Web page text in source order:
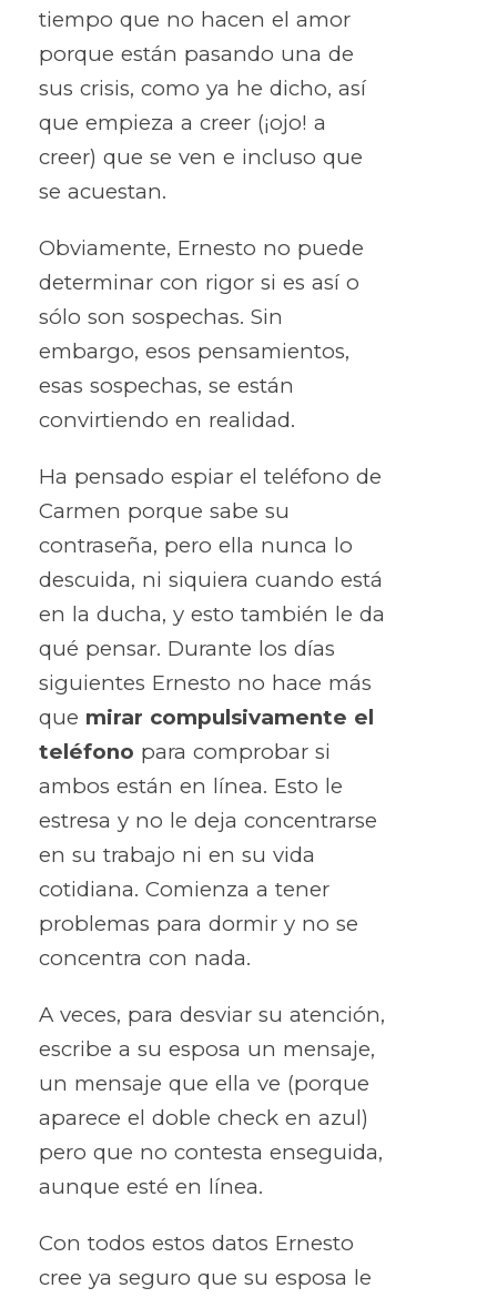
tiempo que no hacen el amor
porque están pasando una de
sus crisis, como ya he dicho, así
que empieza a creer (¡ojo! a
creer) que se ven e incluso que
se acuestan.
Obviamente, Ernesto no puede
determinar con rigor si es así o
sólo son sospechas. Sin
embargo, esos pensamientos,
esas sospechas, se están
convirtiendo en realidad.
Ha pensado espiar el teléfono de
Carmen porque sabe su
contraseña, pero ella nunca lo
descuida, ni siquiera cuando está
en la ducha, y esto también le da
qué pensar. Durante los días
siguientes Ernesto no hace más
que mirar compulsivamente el
teléfono para comprobar si
ambos están en línea. Esto le
estresa y no le deja concentrarse
en su trabajo ni en su vida
cotidiana. Comienza a tener
problemas para dormir y no se
concentra con nada.
A veces, para desviar su atención,
escribe a su esposa un mensaje,
un mensaje que ella ve (porque
aparece el doble check en azul)
pero que no contesta enseguida,
aunque esté en línea.
Con todos estos datos Ernesto
cree ya seguro que su esposa le